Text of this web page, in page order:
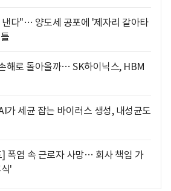
낸다"… 양도세 공포에 '제자리 갈아타
해로 돌아올까… SK하이닉스, HBM
가 세균 잡는 바이러스 생성, 내성균도
] 폭염 속 근로자 사망… 회사 책임 가
'